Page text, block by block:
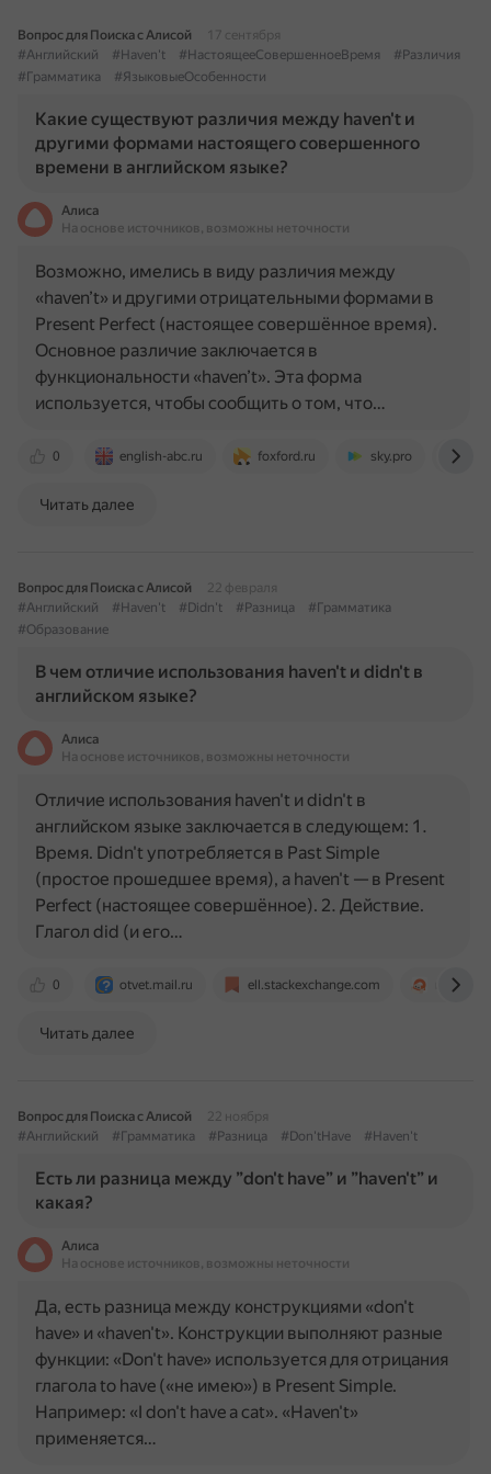
Вопрос для Поиска с Алисой
17 сентября
#Английский
#Haven't #НастоящееСовершенноеВремя
#Различия
#Грамматика
#ЯзыковыеОсобенности
Какие существуют различия между haven't и
другими формами настоящего совершенного
времени в английском языке?
Алиса
На основе источников, возможны неточности
0 english-abc.ru foxford.ru sky.pro
Возможно, имелись в виду различия между
«haven’t» и другими отрицательными формами в
Present Perfect (настоящее совершённое время).
Основное различие заключается в
функциональности «haven’t». Эта форма
используется, чтобы сообщить о том, что…
Читать далее
Вопрос для Поиска с Алисой
22 февраля
#Английский
#Haven't #Didn't #Разница
#Грамматика
#Образование
В чем отличие использования haven't и didn't в
английском языке?
Алиса
На основе источников, возможны неточности
0 otvet.mail.ru ell.stackexchange.com
Отличие использования haven't и didn't в
английском языке заключается в следующем: 1.
Время. Didn't употребляется в Past Simple
(простое прошедшее время), а haven't — в Present
Perfect (настоящее совершённое). 2. Действие.
Глагол did (и его…
Читать далее
Вопрос для Поиска с Алисой
22 ноября
#Английский
#Грамматика #Разница #Don'tHave #Haven't
Есть ли разница между ”don't have” и ”haven't” и
какая?
Алиса
На основе источников, возможны неточности
Да, есть разница между конструкциями «don't
have» и «haven't». Конструкции выполняют разные
функции: «Don't have» используется для отрицания
глагола to have («не имею») в Present Simple.
Например: «I don't have a cat». «Haven't»
применяется…